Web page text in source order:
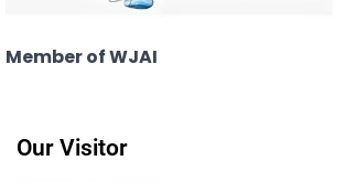
Member of WJAI
Our Visitor